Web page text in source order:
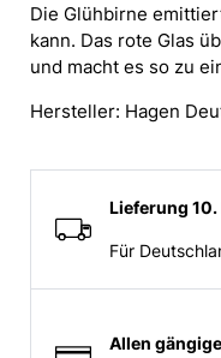
Die Glühbirne
kann. Das rote Glas
und macht es so zu
Hersteller: Hagen
Lieferung 10.
Für
Allen